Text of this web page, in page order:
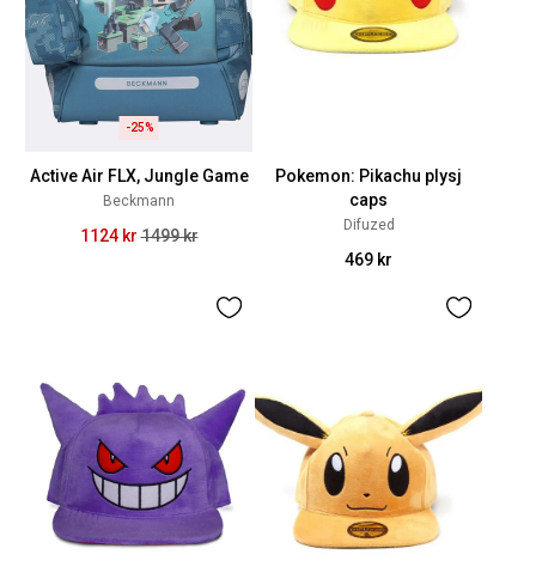
-25%
Active Air FLX, Jungle Game
Beckmann
1124 kr 1499 kr
Pokemon: Pikachu plysj
caps
Difuzed
469 kr